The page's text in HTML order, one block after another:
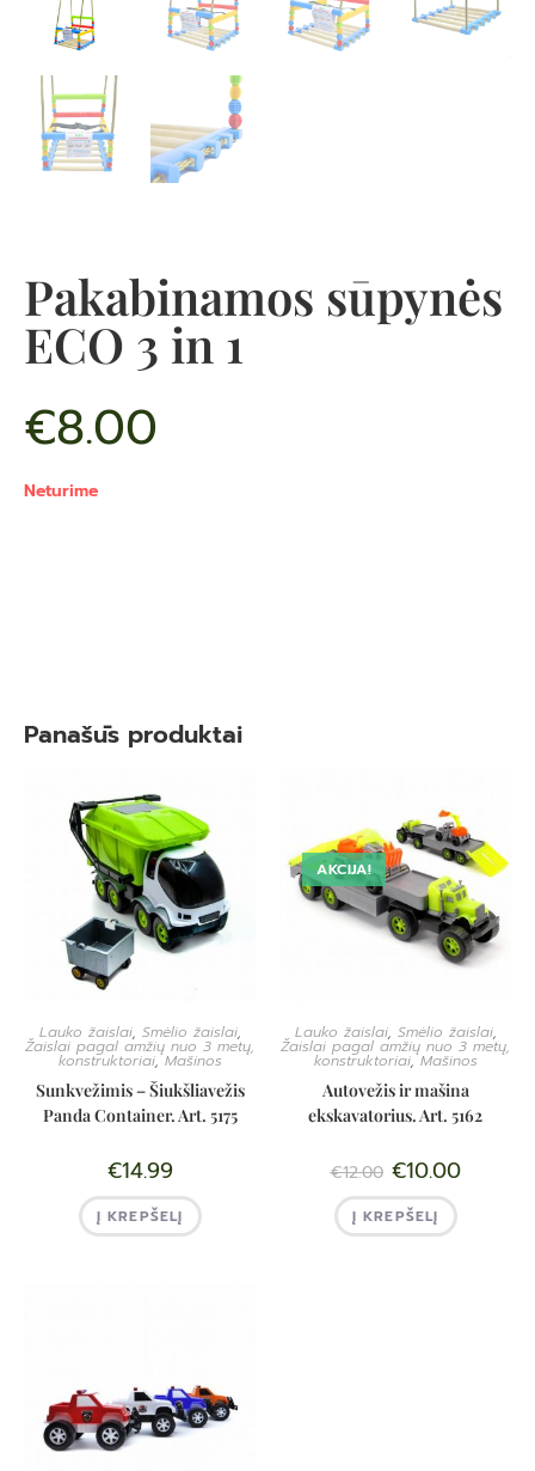
Pakabinamos sūpynės
ECO 3 in 1
€8.00
Neturime
Panašūs produktai
Lauko žaislai, Smėlio žaislai,
Žaislai pagal amžių nuo 3 metų,
konstruktoriai,Mašinos
Sunkvežimis – Šiukšliavežis
Panda Container. Art. 5175
€14.99
Į KREPŠELĮ
AKCIJA!
Lauko žaislai, Smėlio žaislai,
Žaislai pagal amžių nuo 3 metų,
konstruktoriai,Mašinos
Autovežis ir mašina
ekskavatorius. Art. 5162
€12.00 €10.00
Į KREPŠELĮ